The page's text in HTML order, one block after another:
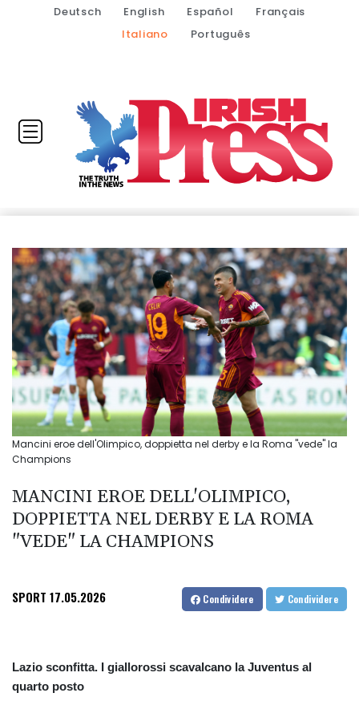
Deutsch English Español
Français
Italiano
Português
Mancini eroe dell'Olimpico, doppietta nel derby e la Roma "vede" la
Champions
MANCINI EROE DELL'OLIMPICO,
DOPPIETTA NEL DERBY E LA ROMA
"VEDE" LA CHAMPIONS
SPORT 17.05.2026 Condividere Condividere
Lazio sconfitta. I giallorossi scavalcano la Juventus al
quarto posto